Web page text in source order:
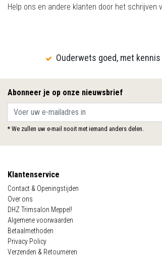
Help ons en andere klanten door het schrijven
Ouderwets goed, met kennis
Abonneer je op onze nieuwsbrief
* We zullen uw e-mail nooit met iemand anders delen.
Klantenservice
Contact & Openingstijden
Over ons
DHZ Trimsalon Meppel!
Algemene voorwaarden
Betaalmethoden
Privacy Policy
Verzenden & Retourneren